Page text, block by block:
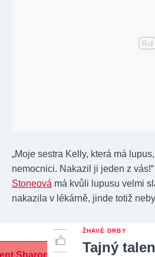
„Moje sestra Kelly, která má
nemocnici. Nakazil ji jeden z
Stoneová má kvůli lupusu velmi
nakazila v lékárně, jinde totiž
ŽHAVÉ DRBY
Tajný